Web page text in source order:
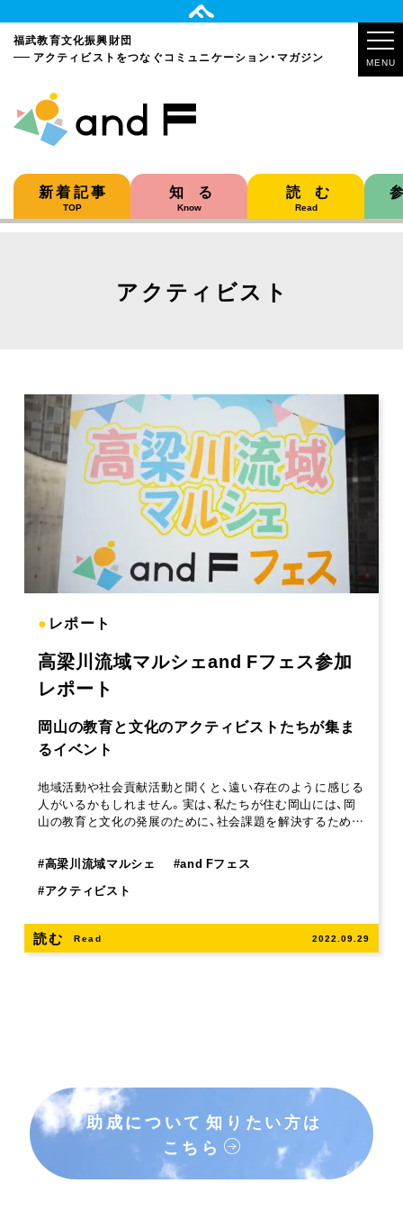
福武教育文化振興財団
アクティビストをつなぐコミュニケーション・マガジン MENU
新着記事
TOP
知る
Know
読む
Read
アクティビスト
● レポート
高梁川流域マルシェand Fフェス参加
レポート
岡山の教育と文化のアクティビストたちが集ま
るイベント
地域活動や社会貢献活動と聞くと、遠い存在のように感じる
人がいるかもしれません。実は、私たちが住む岡山には、岡
山の教育と文化の発展のために、社会課題を解決するため…
#高梁川流域マルシェ #and Fフェス
#アクティビスト
読む Read 2022.09.29
助成について 知りたい方は
こちら